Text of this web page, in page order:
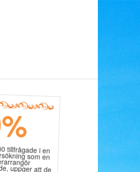
%
tillfrågade i en
som en
uppger att de
att åka på en
semester. Mer
uppger
viktigaste
ut av sin